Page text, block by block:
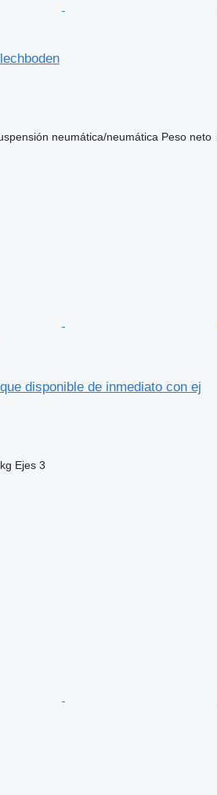
neumática/neumática Peso neto
disponible de inmediato con ej
Ejes 3